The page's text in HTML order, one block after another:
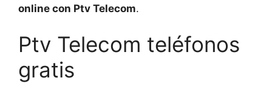
online con Ptv Telecom.
Ptv Telecom teléfonos
gratis